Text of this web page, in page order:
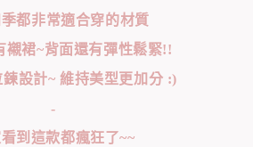
都非常適合穿的材質
襯裙~背面還有彈性鬆緊!!
設計~ 維持美型更加分 :)
-
到這款都瘋狂了~~